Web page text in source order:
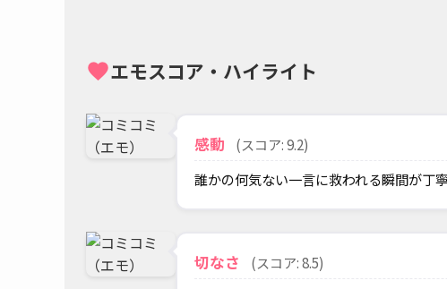
favoriteエモスコア・ハイライト
感動
(スコア: 9.2)
誰かの何気ない一言に救われる瞬間が丁
切なさ
(スコア: 8.5)